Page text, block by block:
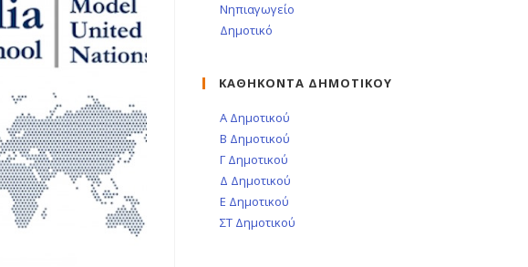
Νηπιαγωγείο
Δημοτικό
ΚΑΘΗΚΟΝΤΑ ΔΗΜΟΤΙΚΟΥ
Α Δημοτικού
Β Δημοτικού
Γ Δημοτικού
Δ Δημοτικού
Ε Δημοτικού
ΣΤ Δημοτικού